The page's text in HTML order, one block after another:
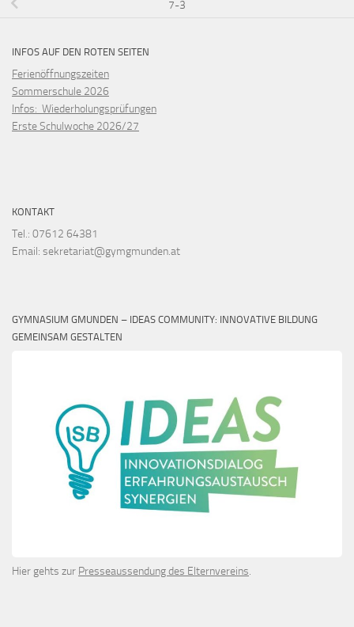
7-3
INFOS AUF DEN ROTEN SEITEN
Ferienöffnungszeiten
Sommerschule 2026
Infos: Wiederholungsprüfungen
Erste Schulwoche 2026/27
KONTAKT
Tel.: 07612 64381
Email: sekretariat@gymgmunden.at
GYMNASIUM GMUNDEN – IDEAS COMMUNITY: INNOVATIVE BILDUNG
GEMEINSAM GESTALTEN
Hier gehts zur Presseaussendung des Elternvereins.